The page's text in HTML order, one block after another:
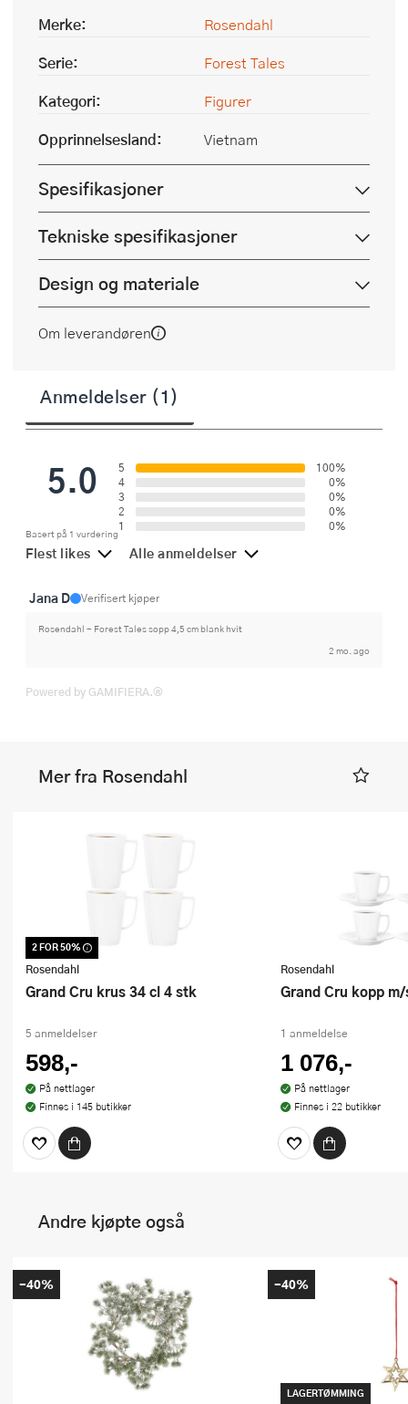
Merke:
Rosendahl
Serie:
Forest Tales
Kategori:
Figurer
Opprinnelsesland:
Vietnam
Spesifikasjoner
Tekniske spesifikasjoner
Design og materiale
Om leverandøren
Anmeldelser (1)
5.0
Basert på 1 vurdering
5
100%
4
0%
3
0%
2
0%
1
0%
Flest likes Alle anmeldelser
Jana D Verifisert kjøper
Rosendahl - Forest Tales sopp 4,5 cm blank hvit
2 mo. ago
Powered by GAMIFIERA.®
Mer fra Rosendahl
2 FOR 50%
Dette produktet er inkludert i vår
kampanje. Benytt deg av rabatten i dag!
Rosendahl
Grand Cru krus 34 cl 4 stk
5 anmeldelser
598,-
På nettlager
Finnes i 145 butikker
Rosendahl
Grand Cru kopp
1 anmeldelse
1 076,-
På nettlager
Finnes i 22 butikker
Andre kjøpte også
-40%
LAGERTØMMING
-40%